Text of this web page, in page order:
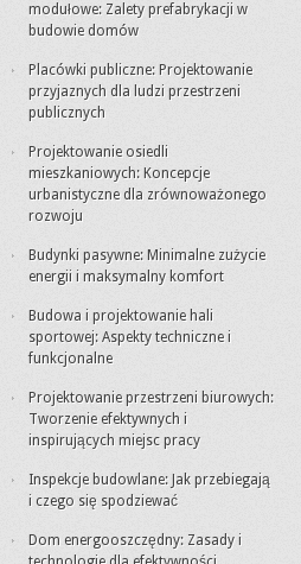
modułowe: Zalety prefabrykacji w
budowie domów
Placówki publiczne: Projektowanie
przyjaznych dla ludzi przestrzeni
publicznych
Projektowanie osiedli
mieszkaniowych: Koncepcje
urbanistyczne dla zrównoważonego
rozwoju
Budynki pasywne: Minimalne zużycie
energii i maksymalny komfort
Budowa i projektowanie hali
sportowej: Aspekty techniczne i
funkcjonalne
Projektowanie przestrzeni biurowych:
Tworzenie efektywnych i
inspirujących miejsc pracy
Inspekcje budowlane: Jak przebiegają
i czego się spodziewać
Dom energooszczędny: Zasady i